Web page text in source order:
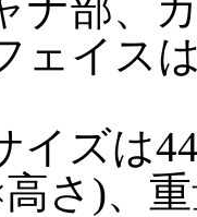
ェイス
ズは
さ)、